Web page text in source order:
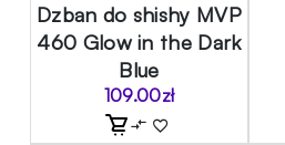
Dzban do shishy MVP
460 Glow in the Dark
Blue
109.00zł